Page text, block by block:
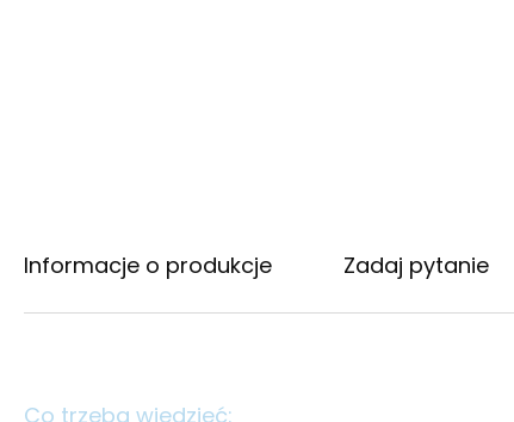
Informacje o produkcje Zadaj pytanie